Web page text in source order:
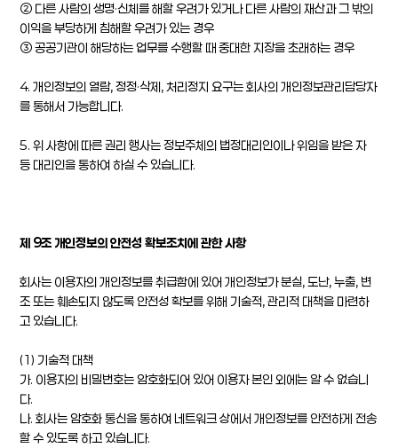
② 다른 사람의 생명·신체를 해할 우려가 있거나 다른 사람의 재산과 그 밖의
이익을 부당하게 침해할 우려가 있는 경우
③ 공공기관이 해당하는 업무를 수행할 때 중대한 지장을 초래하는 경우
4. 개인정보의 열람, 정정·삭제, 처리정지 요구는 회사의 개인정보관리담당자
를 통해서 가능합니다.
5. 위 사항에 따른 권리 행사는 정보주체의 법정대리인이나 위임을 받은 자
등 대리인을 통하여 하실 수 있습니다.
제 9조 개인정보의 안전성 확보조치에 관한 사항
회사는 이용자의 개인정보를 취급함에 있어 개인정보가 분실, 도난, 누출, 변
조 또는 훼손되지 않도록 안전성 확보를 위해 기술적, 관리적 대책을 마련하
고 있습니다.
(1) 기술적 대책
가. 이용자의 비밀번호는 암호화되어 있어 이용자 본인 외에는 알 수 없습니
다.
나. 회사는 암호화 통신을 통하여 네트워크 상에서 개인정보를 안전하게 전송
할 수 있도록 하고 있습니다.